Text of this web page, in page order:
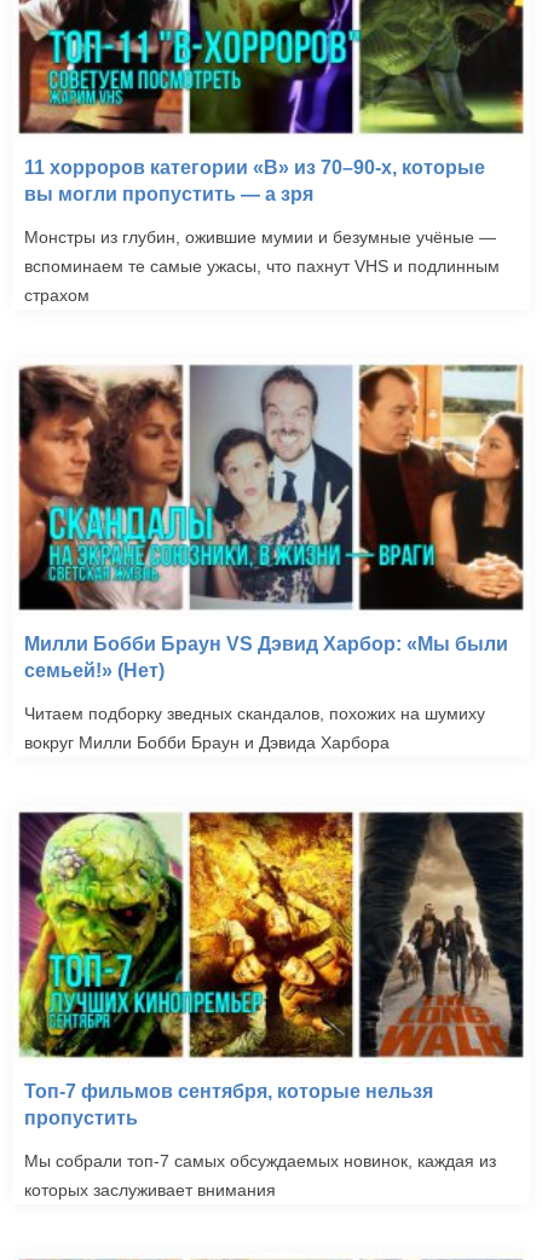
11 хорроров категории «B» из 70–90-х, которые
вы могли пропустить — а зря
Монстры из глубин, ожившие мумии и безумные учёные —
вспоминаем те самые ужасы, что пахнут VHS и подлинным
страхом
Милли Бобби Браун VS Дэвид Харбор: «Мы были
семьей!» (Нет)
Читаем подборку зведных скандалов, похожих на шумиху
вокруг Милли Бобби Браун и Дэвида Харбора
Топ-7 фильмов сентября, которые нельзя
пропустить
Мы собрали топ-7 самых обсуждаемых новинок, каждая из
которых заслуживает внимания